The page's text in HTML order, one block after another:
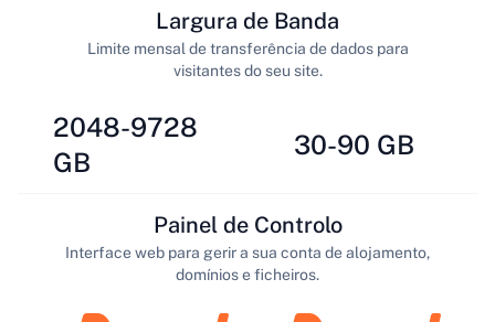
2048-9728
GB
Largura de Banda
Limite mensal de transferência de dados para
visitantes do seu site.
30-90 GB
Painel de Controlo
Interface web para gerir a sua conta de alojamento,
domínios e ficheiros.